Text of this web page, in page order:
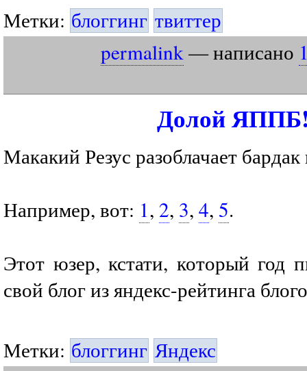
Метки: блоггинг твиттер
permalink — написано
Долой
Макакий Резус разоблачает бардак
Например, вот: 1, 2, 3, 4, 5.
Этот юзер, кстати, который год
свой блог из яндекс-рейтинга
Метки: блоггинг Яндекс